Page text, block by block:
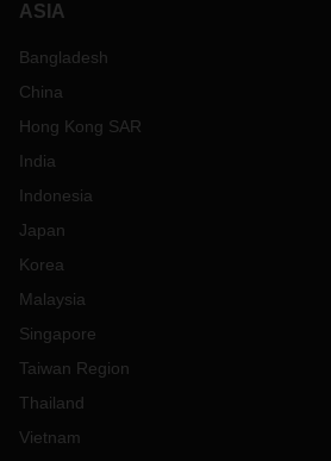
ASIA
Bangladesh
China
Hong Kong SAR
India
Indonesia
Japan
Korea
Malaysia
Singapore
Taiwan Region
Thailand
Vietnam